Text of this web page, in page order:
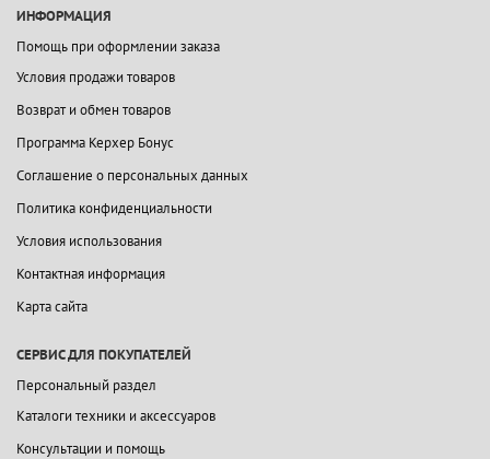
ИНФОРМАЦИЯ
Помощь при оформлении заказа
Условия продажи товаров
Возврат и обмен товаров
Программа Керхер Бонус
Соглашение о персональных данных
Политика конфиденциальности
Условия использования
Контактная информация
Карта сайта
СЕРВИС ДЛЯ ПОКУПАТЕЛЕЙ
Персональный раздел
Каталоги техники и аксессуаров
Консультации и помощь